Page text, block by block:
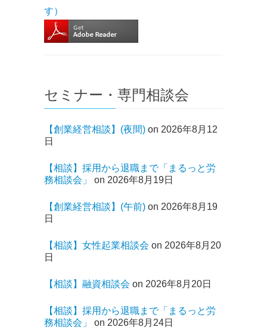
す）
セミナー・専門相談会
【創業経営相談】(夜間) on 2026年8月12
日
【相談】採用から退職まで「まるっと労
務相談会」
on 2026年8月19日
【創業経営相談】(午前) on 2026年8月19
日
【相談】女性起業相談会 on 2026年8月20
日
【相談】融資相談会 on 2026年8月20日
【相談】採用から退職まで「まるっと労
務相談会」
on 2026年8月24日